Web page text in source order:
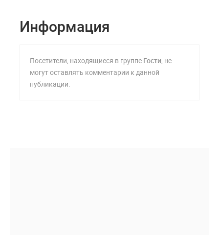
Информация
Посетители, находящиеся в группе Гости , не
могут оставлять комментарии к данной
публикации.